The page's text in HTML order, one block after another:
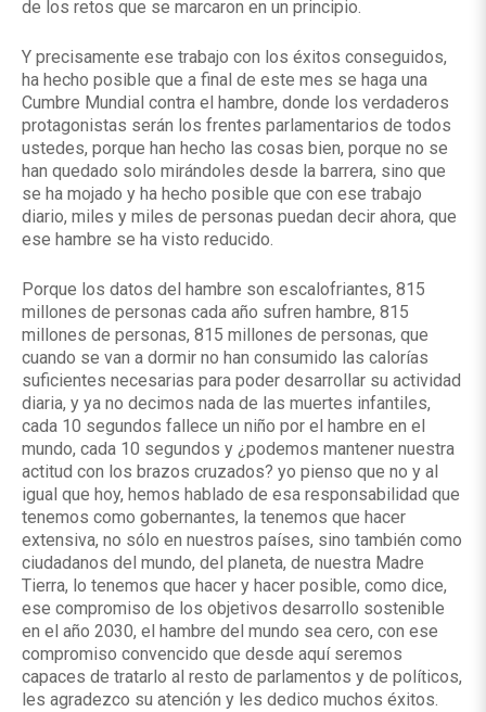
de los retos que se marcaron en un principio.
Y precisamente ese trabajo con los éxitos conseguidos,
ha hecho posible que a final de este mes se haga una
Cumbre Mundial contra el hambre, donde los verdaderos
protagonistas serán los frentes parlamentarios de todos
ustedes, porque han hecho las cosas bien, porque no se
han quedado solo mirándoles desde la barrera, sino que
se ha mojado y ha hecho posible que con ese trabajo
diario, miles y miles de personas puedan decir ahora, que
ese hambre se ha visto reducido.
Porque los datos del hambre son escalofriantes, 815
millones de personas cada año sufren hambre, 815
millones de personas, 815 millones de personas, que
cuando se van a dormir no han consumido las calorías
suficientes necesarias para poder desarrollar su actividad
diaria, y ya no decimos nada de las muertes infantiles,
cada 10 segundos fallece un niño por el hambre en el
mundo, cada 10 segundos y ¿podemos mantener nuestra
actitud con los brazos cruzados? yo pienso que no y al
igual que hoy, hemos hablado de esa responsabilidad que
tenemos como gobernantes, la tenemos que hacer
extensiva, no sólo en nuestros países, sino también como
ciudadanos del mundo, del planeta, de nuestra Madre
Tierra, lo tenemos que hacer y hacer posible, como dice,
ese compromiso de los objetivos desarrollo sostenible
en el año 2030, el hambre del mundo sea cero, con ese
compromiso convencido que desde aquí seremos
capaces de tratarlo al resto de parlamentos y de políticos,
les agradezco su atención y les dedico muchos éxitos.